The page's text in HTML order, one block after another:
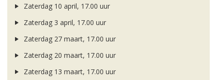
Zaterdag 10 april, 17.00 uur
Zaterdag 3 april, 17.00 uur
Zaterdag 27 maart, 17.00 uur
Zaterdag 20 maart, 17.00 uur
Zaterdag 13 maart, 17.00 uur